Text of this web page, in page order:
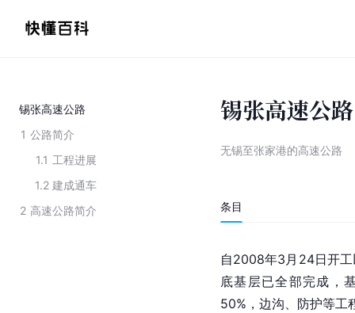
锡张高速公路
1 公路简介
1.1 工程进展
1.2 建成通车
2 高速公路简介
锡张高速公路
无锡至张家港的高速公路
条目
自2008年3月24日开
底基层已全部完成，
50%，边沟、防护等工